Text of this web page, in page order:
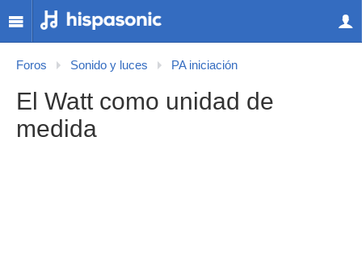
Foros Sonido y luces PA iniciación
El Watt como unidad de
medida